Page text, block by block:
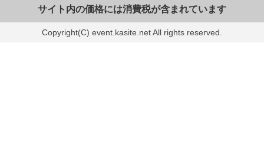
サイト内の価格には消費税が含まれています
Copyright(C) event.kasite.net All rights reserved.